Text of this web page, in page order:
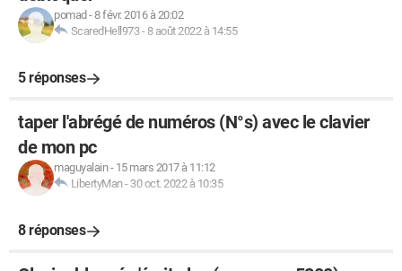
pomad -8 févr. 2016 à 20:02
ScaredHell973- 8 août 2022 à 14:55
5 réponses
taper l'abrégé de numéros (N°s) avec le clavier
de mon pc
maguyalain- 15 mars 2017 à 11:12
LibertyMan- 30 oct. 2022 à 10:35
8 réponses